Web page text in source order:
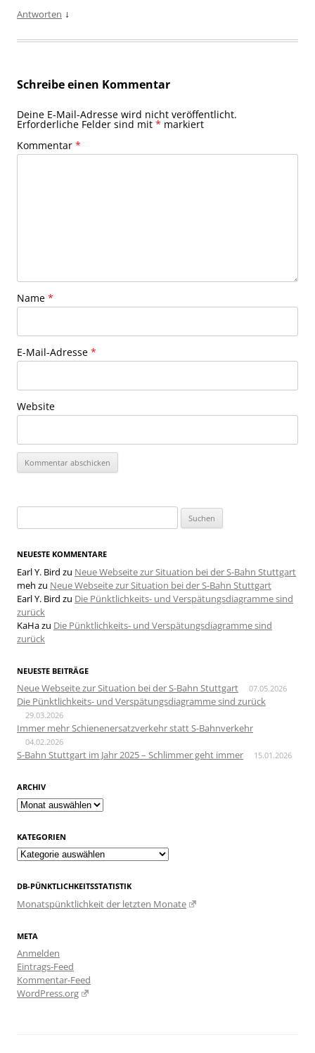
Antworten ↓
Schreibe einen Kommentar
Deine E-Mail-Adresse wird nicht veröffentlicht.
Erforderliche Felder sind mit * markiert
Kommentar *
Name *
E-Mail-Adresse *
Website
nach:
NEUESTE KOMMENTARE
Earl Y. Bird zu Neue Webseite zur Situation bei der S-Bahn Stuttgart
meh zu Neue Webseite zur Situation bei der S-Bahn Stuttgart
Earl Y. Bird zu Die Pünktlichkeits- und Verspätungsdiagramme sind
zurück
KaHazu Die Pünktlichkeits- und Verspätungsdiagramme sind
zurück
NEUESTE BEITRÄGE
Neue Webseite zur Situation bei der S-Bahn Stuttgart 07.05.2026
Die Pünktlichkeits- und Verspätungsdiagramme sind zurück
29.03.2026
Immer mehr Schienenersatzverkehr statt S-Bahnverkehr
04.02.2026
S-Bahn Stuttgart im Jahr 2025 – Schlimmer geht immer 15.01.2026
ARCHIV
Archiv
KATEGORIEN
Kategorien
DB-PÜNKTLICHKEITSSTATISTIK
Monatspünktlichkeit der letzten Monate
META
Anmelden
Eintrags-Feed
Kommentar-Feed
WordPress.org